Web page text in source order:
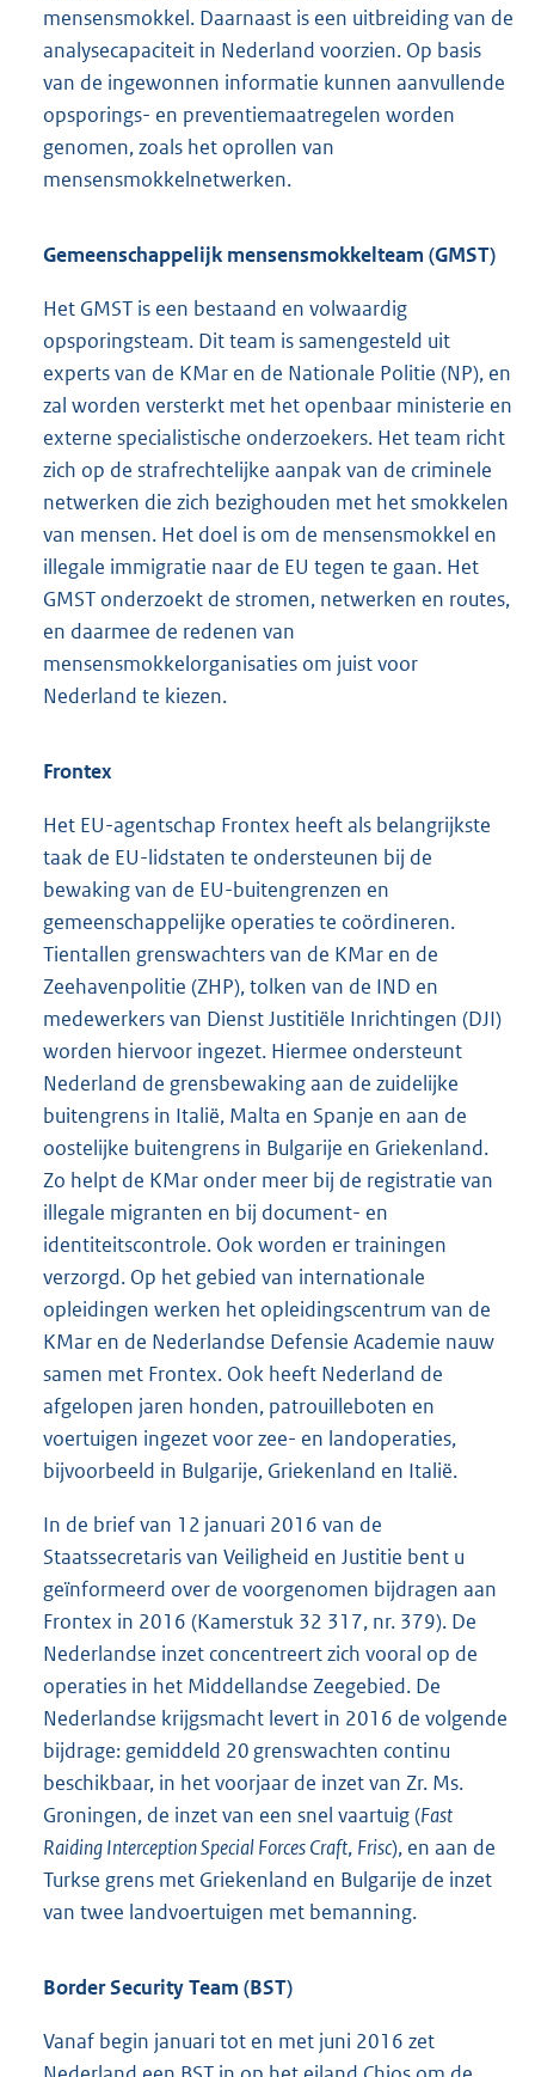
mensensmokkel. Daarnaast is een uitbreiding van de
analysecapaciteit in Nederland voorzien. Op basis
van de ingewonnen informatie kunnen aanvullende
opsporings- en preventiemaatregelen worden
genomen, zoals het oprollen van
mensensmokkelnetwerken.
Gemeenschappelijk mensensmokkelteam (GMST)
Het GMST is een bestaand en volwaardig
opsporingsteam. Dit team is samengesteld uit
experts van de KMar en de Nationale Politie (NP), en
zal worden versterkt met het openbaar ministerie en
externe specialistische onderzoekers. Het team richt
zich op de strafrechtelijke aanpak van de criminele
netwerken die zich bezighouden met het smokkelen
van mensen. Het doel is om de mensensmokkel en
illegale immigratie naar de EU tegen te gaan. Het
GMST onderzoekt de stromen, netwerken en routes,
en daarmee de redenen van
mensensmokkelorganisaties om juist voor
Nederland te kiezen.
Frontex
Het EU-agentschap Frontex heeft als belangrijkste
taak de EU-lidstaten te ondersteunen bij de
bewaking van de EU-buitengrenzen en
gemeenschappelijke operaties te coördineren.
Tientallen grenswachters van de KMar en de
Zeehavenpolitie (ZHP), tolken van de IND en
medewerkers van Dienst Justitiële Inrichtingen (DJI)
worden hiervoor ingezet. Hiermee ondersteunt
Nederland de grensbewaking aan de zuidelijke
buitengrens in Italië, Malta en Spanje en aan de
oostelijke buitengrens in Bulgarije en Griekenland.
Zo helpt de KMar onder meer bij de registratie van
illegale migranten en bij document- en
identiteitscontrole. Ook worden er trainingen
verzorgd. Op het gebied van internationale
opleidingen werken het opleidingscentrum van de
KMar en de Nederlandse Defensie Academie nauw
samen met Frontex. Ook heeft Nederland de
afgelopen jaren honden, patrouilleboten en
voertuigen ingezet voor zee- en landoperaties,
bijvoorbeeld in Bulgarije, Griekenland en Italië.
In de brief van 12 januari 2016 van de
Staatssecretaris van Veiligheid en Justitie bent u
geïnformeerd over de voorgenomen bijdragen aan
Frontex in 2016 (Kamerstuk 32 317, nr. 379). De
Nederlandse inzet concentreert zich vooral op de
operaties in het Middellandse Zeegebied. De
Nederlandse krijgsmacht levert in 2016 de volgende
bijdrage: gemiddeld 20 grenswachten continu
beschikbaar, in het voorjaar de inzet van Zr. Ms.
Groningen, de inzet van een snel vaartuig (Fast
Raiding Interception Special Forces Craft, Frisc), en aan de
Turkse grens met Griekenland en Bulgarije de inzet
van twee landvoertuigen met bemanning.
Border Security Team (BST)
Vanaf begin januari tot en met juni 2016 zet